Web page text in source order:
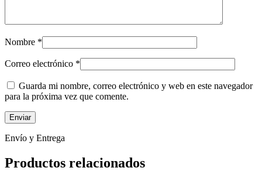
Nombre *
Correo electrónico *
Guarda mi nombre, correo electrónico y web en este navegador
para la próxima vez que comente.
Envío y Entrega
Productos relacionados